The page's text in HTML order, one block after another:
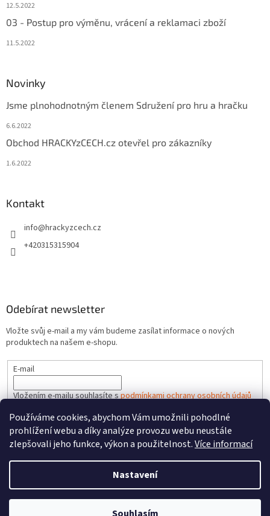
Používáme cookies, abychom Vám umožnili pohodlné
prohlížení webu a díky analýze provozu webu neustále
zlepšovali jeho funkce, výkon a použitelnost.Více informací
Nastavení
12.5.2022
03 - Postup pro výměnu, vrácení a reklamaci zboží
11.5.2022
Novinky
Jsme plnohodnotným členem Sdružení pro hru a hračku
6.6.2022
Obchod HRACKYzCECH.cz otevřel pro zákazníky
1.6.2022
Kontakt
info@hrackyzcech.cz
+420315315904
Odebírat newsletter
Vložte svůj e-mail a my vám budeme zasílat informace o nových
produktech na našem e-shopu.
E-mail
Vložením e-mailu souhlasíte spodmínkami ochrany osobních údajů
PŘIHLÁSIT SE
Vytvořil Shoptet